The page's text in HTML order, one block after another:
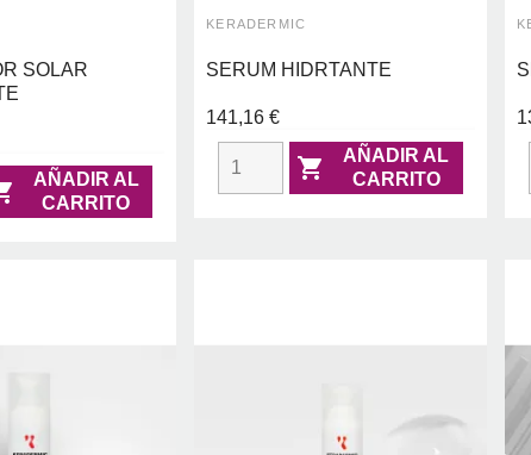
SOLAR
AÑADIR AL
CARRITO
KERADERMIC
SERUM HIDRTANTE
141,16 €

AÑADIR AL
CARRITO